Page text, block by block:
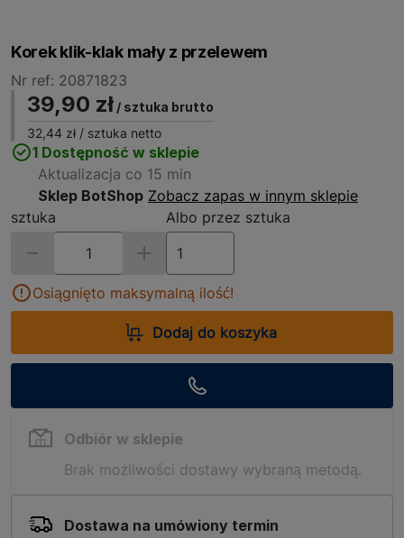
Korek klik-klak mały z przelewem
Nr ref: 20871823
39,90 zł / sztuka brutto
32,44 zł / sztuka netto
1 Dostępność w sklepie
Aktualizacja co 15 min
Sklep BotShop Zobacz zapas w innym sklepie
sztuka
Albo przez sztuka
Osiągnięto maksymalną ilość!
Dodaj do koszyka
Odbiór w sklepie
Brak możliwości dostawy wybraną metodą.
Dostawa na umówiony termin